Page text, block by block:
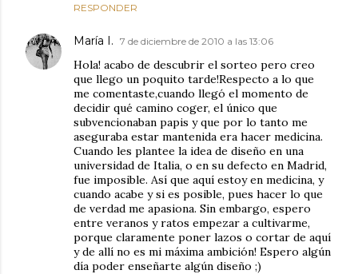
RESPONDER
María I. 7 de diciembre de 2010 a las 13:06
Hola! acabo de descubrir el sorteo pero creo
que llego un poquito tarde!Respecto a lo que
me comentaste,cuando llegó el momento de
decidir qué camino coger, el único que
subvencionaban papis y que por lo tanto me
aseguraba estar mantenida era hacer medicina.
Cuando les plantee la idea de diseño en una
universidad de Italia, o en su defecto en Madrid,
fue imposible. Así que aquí estoy en medicina, y
cuando acabe y si es posible, pues hacer lo que
de verdad me apasiona. Sin embargo, espero
entre veranos y ratos empezar a cultivarme,
porque claramente poner lazos o cortar de aquí
y de allí no es mi máxima ambición! Espero algún
día poder enseñarte algún diseño ;)